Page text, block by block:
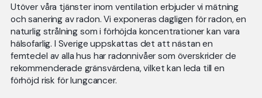
Utöver våra tjänster inom ventilation erbjuder vi mätning
och sanering av radon. Vi exponeras dagligen för radon, en
naturlig strålning som i förhöjda koncentrationer kan vara
hälsofarlig. I Sverige uppskattas det att nästan en
femtedel av alla hus har radonnivåer som överskrider de
rekommenderade gränsvärdena, vilket kan leda till en
förhöjd risk för lungcancer.